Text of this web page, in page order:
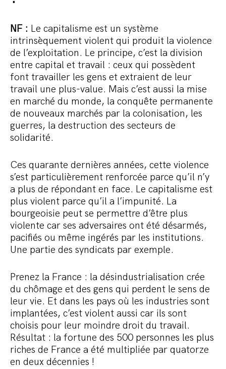
NF : Le capitalisme est un système
intrinsèquement violent qui produit la violence
de l’exploitation. Le principe, c’est la division
entre capital et travail : ceux qui possèdent
font travailler les gens et extraient de leur
travail une plus-value. Mais c’est aussi la mise
en marché du monde, la conquête permanente
de nouveaux marchés par la colonisation, les
guerres, la destruction des secteurs de
solidarité.
Ces quarante dernières années, cette violence
s’est particulièrement renforcée parce qu’il n’y
a plus de répondant en face. Le capitalisme est
plus violent parce qu’il a l’impunité. La
bourgeoisie peut se permettre d’être plus
violente car ses adversaires ont été désarmés,
pacifiés ou même ingérés par les institutions.
Une partie des syndicats par exemple.
Prenez la France : la désindustrialisation crée
du chômage et des gens qui perdent le sens de
leur vie. Et dans les pays où les industries sont
implantées, c’est violent aussi car ils sont
choisis pour leur moindre droit du travail.
Résultat : la fortune des 500 personnes les plus
riches de France a été multipliée par quatorze
en deux décennies !